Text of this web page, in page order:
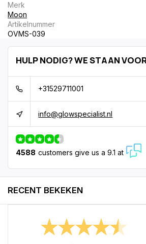
Merk
Moon
Artikelnummer
OVMS-039
HULP NODIG? WE STAAN
+31529711001
info@glowspecialist.nl
4588 customers give us a 9.1 at
RECENT BEKEKEN